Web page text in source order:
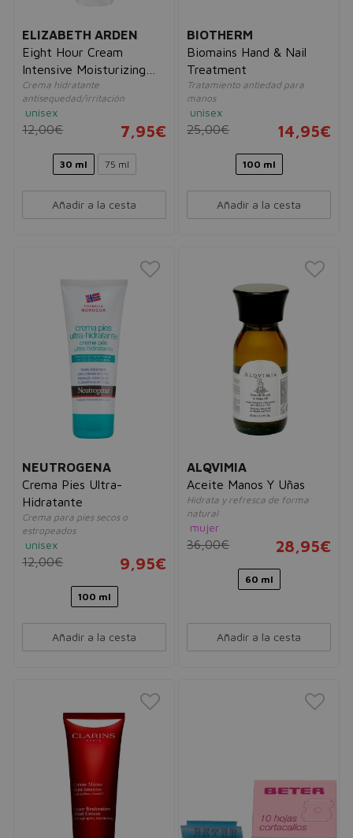
ELIZABETH ARDEN
Eight Hour Cream
Intensive Moisturizing
Hand Treatment
Crema hidratante
antisequedad/irritación
unisex
12,00€ 7,95€
30 ml 75 ml
Añadir a la cesta
BIOTHERM
Biomains Hand & Nail
Treatment
Tratamiento antiedad para
manos
unisex
25,00€ 14,95€
100 ml
Añadir a la cesta
NEUTROGENA
Crema Pies Ultra-
Hidratante
Crema para pies secos o
estropeados
unisex
12,00€ 9,95€
100 ml
Añadir a la cesta
ALQVIMIA
Aceite Manos Y Uñas
Hidrata y refresca de forma
natural
mujer
36,00€ 28,95€
60 ml
Añadir a la cesta